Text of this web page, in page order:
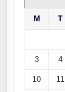
M T
3 4
10 11